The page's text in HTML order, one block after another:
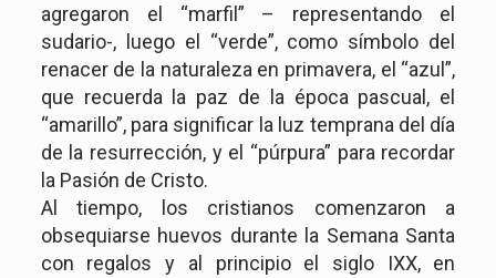
agregaron el “marfil” – representando el
sudario-, luego el “verde”, como símbolo del
renacer de la naturaleza en primavera, el “azul”,
que recuerda la paz de la época pascual, el
“amarillo”, para significar la luz temprana del día
de la resurrección, y el “púrpura” para recordar
la Pasión de Cristo.
Al tiempo, los cristianos comenzaron a
obsequiarse huevos durante la Semana Santa
con regalos y al principio el siglo IXX, en